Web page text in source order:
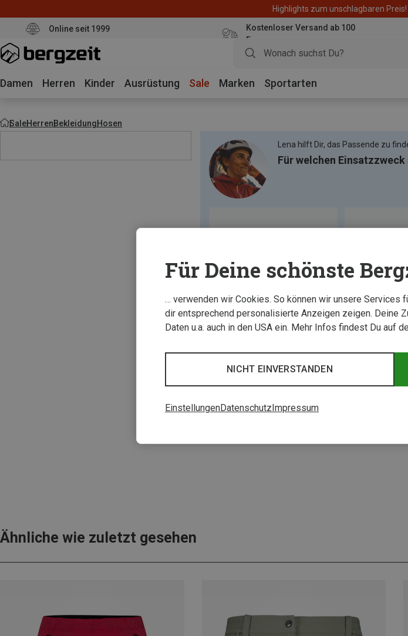
Highlights zum unschlagbaren
Online seit 1999
Kostenloser Versand ab 100
Euro
Damen Herren Kinder Ausrüstung Sale Marken Sportarten
SaleHerrenBekleidungHosen
Lena hilft Dir, das Passende zu
Für welchen
Ähnliche wie zuletzt gesehen
Für Deine schönste
… verwenden wir Cookies. So können wir unsere Services
dir entsprechend personalisierte Anzeigen zeigen. Deine
Daten u.a. auch in den USA ein. Mehr Infos findest Du auf
NICHT EINVERSTANDEN
EinstellungenDatenschutzImpressum